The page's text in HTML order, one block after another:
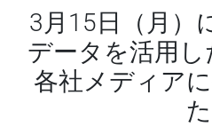
3月15日（月）
データを活用
各社メディア
た